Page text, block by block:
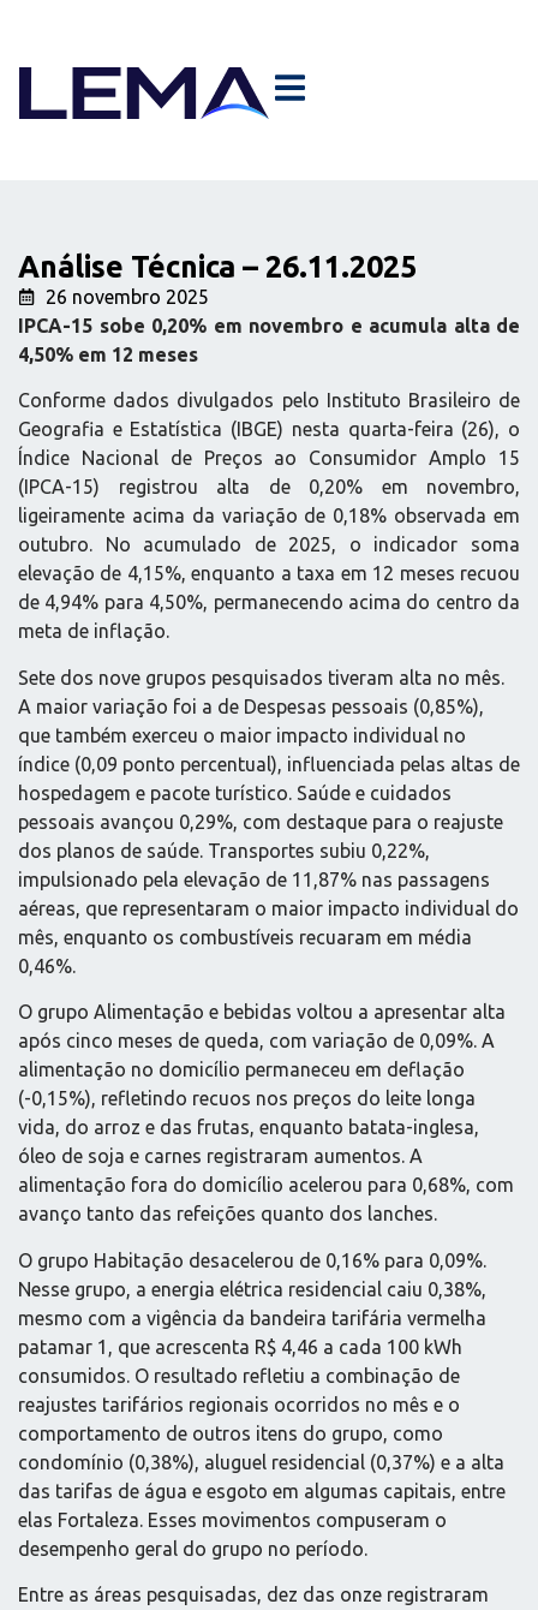
Análise Técnica – 26.11.2025
26 novembro 2025
IPCA-15 sobe 0,20% em novembro e acumula alta de
4,50% em 12 meses
Conforme dados divulgados pelo Instituto Brasileiro de
Geografia e Estatística (IBGE) nesta quarta-feira (26), o
Índice Nacional de Preços ao Consumidor Amplo 15
(IPCA-15) registrou alta de 0,20% em novembro,
ligeiramente acima da variação de 0,18% observada em
outubro. No acumulado de 2025, o indicador soma
elevação de 4,15%, enquanto a taxa em 12 meses recuou
de 4,94% para 4,50%, permanecendo acima do centro da
meta de inflação.
Sete dos nove grupos pesquisados tiveram alta no mês.
A maior variação foi a de Despesas pessoais (0,85%),
que também exerceu o maior impacto individual no
índice (0,09 ponto percentual), influenciada pelas altas de
hospedagem e pacote turístico. Saúde e cuidados
pessoais avançou 0,29%, com destaque para o reajuste
dos planos de saúde. Transportes subiu 0,22%,
impulsionado pela elevação de 11,87% nas passagens
aéreas, que representaram o maior impacto individual do
mês, enquanto os combustíveis recuaram em média
0,46%.
O grupo Alimentação e bebidas voltou a apresentar alta
após cinco meses de queda, com variação de 0,09%. A
alimentação no domicílio permaneceu em deflação
(-0,15%), refletindo recuos nos preços do leite longa
vida, do arroz e das frutas, enquanto batata-inglesa,
óleo de soja e carnes registraram aumentos. A
alimentação fora do domicílio acelerou para 0,68%, com
avanço tanto das refeições quanto dos lanches.
O grupo Habitação desacelerou de 0,16% para 0,09%.
Nesse grupo, a energia elétrica residencial caiu 0,38%,
mesmo com a vigência da bandeira tarifária vermelha
patamar 1, que acrescenta R$ 4,46 a cada 100 kWh
consumidos. O resultado refletiu a combinação de
reajustes tarifários regionais ocorridos no mês e o
comportamento de outros itens do grupo, como
condomínio (0,38%), aluguel residencial (0,37%) e a alta
das tarifas de água e esgoto em algumas capitais, entre
elas Fortaleza. Esses movimentos compuseram o
desempenho geral do grupo no período.
Entre as áreas pesquisadas, dez das onze registraram